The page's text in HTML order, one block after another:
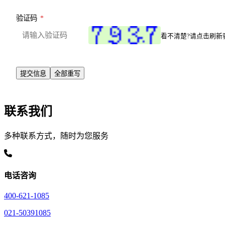
验证码 *
看不清楚?请点击刷新
联系我们
多种联系方式，随时为您服务
电话咨询
400-621-1085
021-50391085